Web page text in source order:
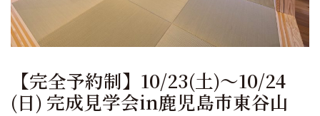
【完全予約制】10/23(土)～10/24
(日) 完成見学会in鹿児島市東谷山